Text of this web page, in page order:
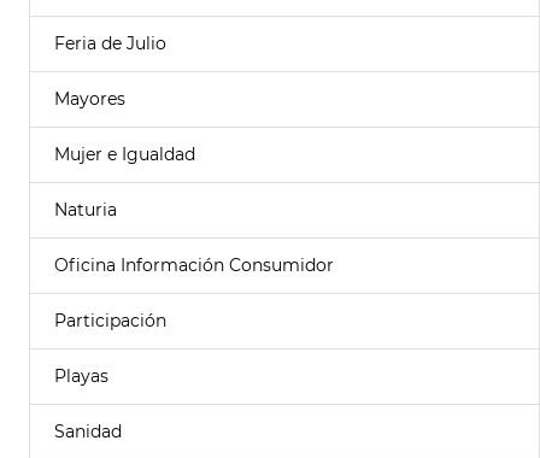
Feria de Julio
Mayores
Mujer e Igualdad
Naturia
Oficina Información Consumidor
Participación
Playas
Sanidad